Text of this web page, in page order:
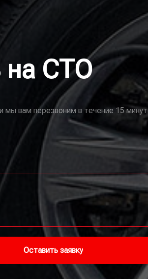
на СТО
мы вам перезвоним в течение 15 минут
Оставить заявку